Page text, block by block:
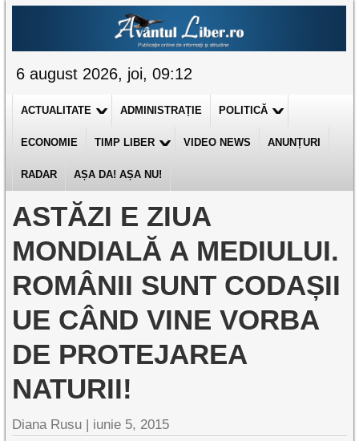
6 august 2026, joi, 09:12
ACTUALITATE ADMINISTRAȚIE POLITICĂ
ECONOMIE TIMP LIBER VIDEO NEWS ANUNȚURI
RADAR AȘA DA! AȘA NU!
ASTĂZI E ZIUA
MONDIALĂ A MEDIULUI.
ROMÂNII SUNT CODAȘII
UE CÂND VINE VORBA
DE PROTEJAREA
NATURII!
Diana Rusu | iunie 5, 2015